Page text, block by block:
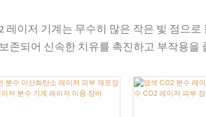
이저 기계는 무수히 많은 작은 빛 점으
존되어 신속한 치유를 촉진하고 부작용을